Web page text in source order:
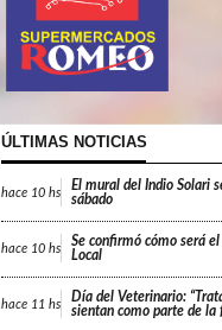
ÚLTIMAS NOTICIAS
hace 10 hs
El mural del Indio Solari
sábado
hace 10 hs
Se confirmó cómo será
Local
hace 11 hs
Día del Veterinario:
sientan como parte de la